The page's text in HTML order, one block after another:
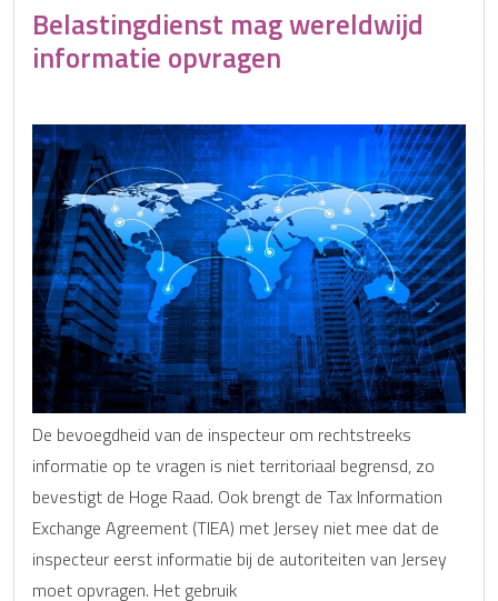
Belastingdienst mag wereldwijd
informatie opvragen
De bevoegdheid van de inspecteur om rechtstreeks
informatie op te vragen is niet territoriaal begrensd, zo
bevestigt de Hoge Raad. Ook brengt de Tax Information
Exchange Agreement (TIEA) met Jersey niet mee dat de
inspecteur eerst informatie bij de autoriteiten van Jersey
moet opvragen. Het gebruik